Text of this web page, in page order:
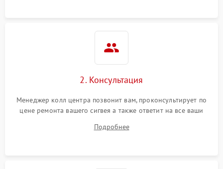
2. Консультация
Менеджер колл центра позвонит вам, проконсультирует по
цене ремонта вашего сигвея а также ответит на все ваши
Подробнее